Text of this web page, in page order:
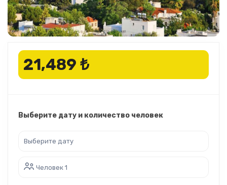
21,489 ₺
Выберите дату и количество человек
Человек 1